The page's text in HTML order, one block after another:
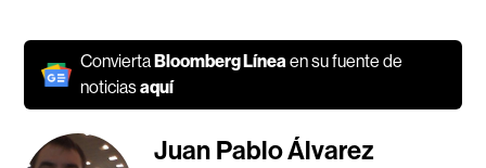
ConviertaBloomberg Líneaen su fuente de
noticiasaquí
Juan Pablo Álvarez